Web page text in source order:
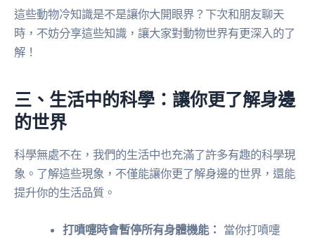
這些動物冷知識是不是讓你大開眼界？下次和朋友聊天
時，不妨分享這些知識，讓大家對動物世界有更深入的了
解！
三、生活中的科學：讓你更了解身邊
的世界
科學無處不在，我們的生活中也充滿了許多有趣的科學現
象。了解這些現象，不僅能讓你更了解身邊的世界，還能
提升你的生活品質。
打噴嚏時會暫停所有身體機能： 當你打噴嚏